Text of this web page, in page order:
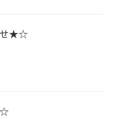
せ★☆